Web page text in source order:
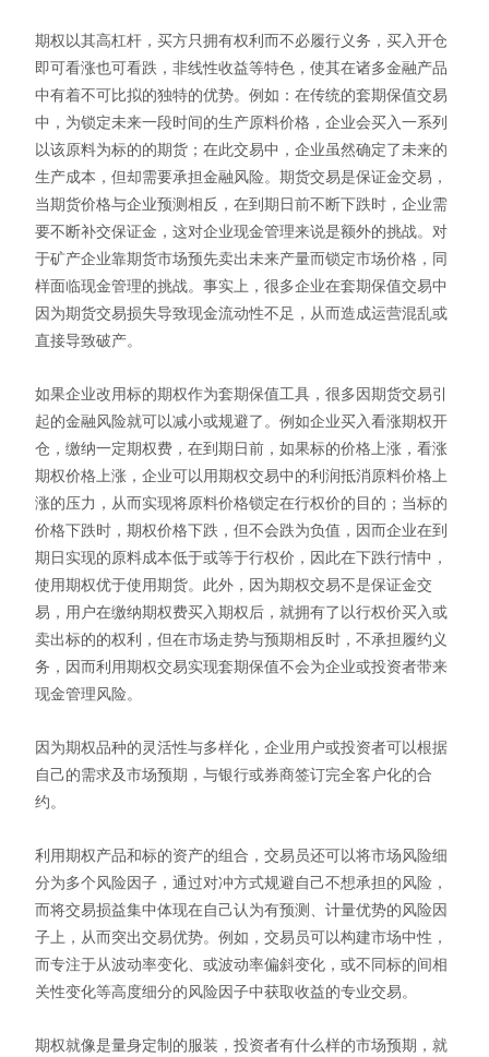
期权以其高杠杆，买方只拥有权利而不必履行义务，买入开仓
即可看涨也可看跌，非线性收益等特色，使其在诸多金融产品
中有着不可比拟的独特的优势。例如：在传统的套期保值交易
中，为锁定未来一段时间的生产原料价格，企业会买入一系列
以该原料为标的的期货；在此交易中，企业虽然确定了未来的
生产成本，但却需要承担金融风险。期货交易是保证金交易，
当期货价格与企业预测相反，在到期日前不断下跌时，企业需
要不断补交保证金，这对企业现金管理来说是额外的挑战。对
于矿产企业靠期货市场预先卖出未来产量而锁定市场价格，同
样面临现金管理的挑战。事实上，很多企业在套期保值交易中
因为期货交易损失导致现金流动性不足，从而造成运营混乱或
直接导致破产。
如果企业改用标的期权作为套期保值工具，很多因期货交易引
起的金融风险就可以减小或规避了。例如企业买入看涨期权开
仓，缴纳一定期权费，在到期日前，如果标的价格上涨，看涨
期权价格上涨，企业可以用期权交易中的利润抵消原料价格上
涨的压力，从而实现将原料价格锁定在行权价的目的；当标的
价格下跌时，期权价格下跌，但不会跌为负值，因而企业在到
期日实现的原料成本低于或等于行权价，因此在下跌行情中，
使用期权优于使用期货。此外，因为期权交易不是保证金交
易，用户在缴纳期权费买入期权后，就拥有了以行权价买入或
卖出标的的权利，但在市场走势与预期相反时，不承担履约义
务，因而利用期权交易实现套期保值不会为企业或投资者带来
现金管理风险。
因为期权品种的灵活性与多样化，企业用户或投资者可以根据
自己的需求及市场预期，与银行或券商签订完全客户化的合
约。
利用期权产品和标的资产的组合，交易员还可以将市场风险细
分为多个风险因子，通过对冲方式规避自己不想承担的风险，
而将交易损益集中体现在自己认为有预测、计量优势的风险因
子上，从而突出交易优势。例如，交易员可以构建市场中性，
而专注于从波动率变化、或波动率偏斜变化，或不同标的间相
关性变化等高度细分的风险因子中获取收益的专业交易。
期权就像是量身定制的服装，投资者有什么样的市场预期，就